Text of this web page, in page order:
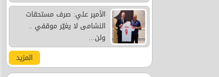
الأمير علي: صرف مستحقات
النشامى لا يغيّر موقفي ..
ولن...
المزيد